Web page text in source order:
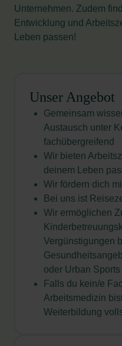
Unternehmen. Zudem
Entwicklung und
Leben passen!
Unser Angebot
Gemeinsam
Austausch unter
fachübergreifend
Wir bieten
deinem Leben
Wir fördern dich
Bei uns ist
Wir ermöglichen
Vergünstigungen
oder Urban Sports
Falls du kein/e
Arbeitsmedizin
Weiterbildung